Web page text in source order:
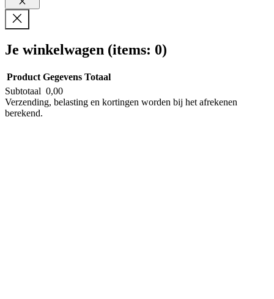
Sluiten
Je winkelwagen (items: 0)
Producten
in
Product Gegevens Totaal
Subtotaal 0,00
Verzending, belasting en kortingen worden bij het afrekenen
berekend.